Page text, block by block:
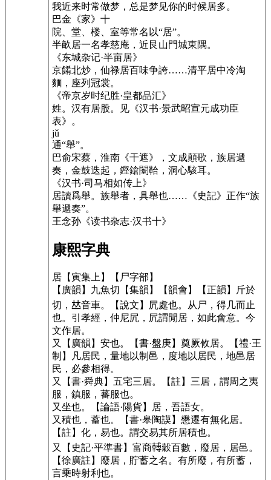
我近来时常做梦，总是梦见你的时候居多。
巴金《家》十
院、堂、楼、室等常名以“居”。
半畝居一名孝慈庵，近艮山門城東隅。
《东城杂记·半亩居》
京餚北炒，仙禄居百味争誇……清平居中冷淘
麵，座列冠裳。
《帝京岁时纪胜·皇都品汇》
姓。汉有居股。见《汉书·景武昭宣元成功臣
表》。
jǔ
通“舉”。
巴俞宋蔡，淮南《干遮》，文成顛歌，族居遞
奏，金鼓迭起，鏗鎗闛鞈，洞心駭耳。
《汉书·司马相如传上》
居讀爲舉。族舉者，具舉也……《史記》正作“族
舉遞奏”。
王念孙《读书杂志·汉书十》
康熙字典
居 【寅集上】
【尸字部】
【廣韻】 九魚切 【集韻】 【韻會】 【正韻】
斤於
切 ，𠀤音車。 【說文】 凥處也。从尸，得几而止
也。引孝經，仲尼凥，凥謂閒居，如此會意。今
文作居。
又
【廣韻】 安也。 【書·盤庚】 奠厥攸居。
【禮·王
制】
凡居民，量地以制邑，度地以居民，地邑居
民，必參相得。
又
【書·舜典】 五宅三居。
【註】三居，謂周之夷
服，鎮服，蕃服也。
又坐也。
【論語·陽貨】
居，吾語女。
又積也，蓄也。
【書·皋陶謨】 懋遷有無化居。
【註】化，易也。謂交易其所居積也。
又
【史記·平準書】 富商𨍭穀百數，廢居，居邑。
【徐廣註】 廢居，貯蓄之名。有所廢，有所蓄，
言乗時射利也。